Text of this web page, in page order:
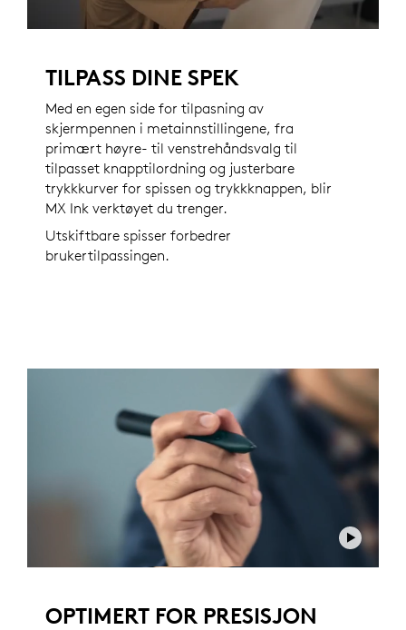
TILPASS DINE SPEK
Med en egen side for tilpasning av
skjermpennen i metainnstillingene, fra
primært høyre- til venstrehåndsvalg til
tilpasset knapptilordning og justerbare
trykkkurver for spissen og trykkknappen, blir
MX Ink verktøyet du trenger.
Utskiftbare spisser forbedrer
brukertilpassingen.
OPTIMERT FOR PRESISJON